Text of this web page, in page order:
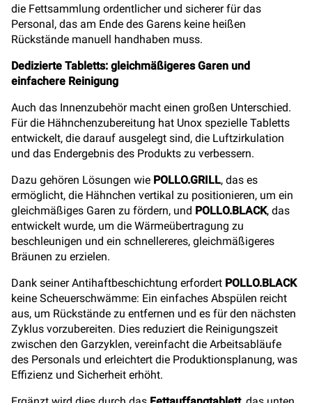
die Fettsammlung ordentlicher und sicherer für das
Personal, das am Ende des Garens keine heißen
Rückstände manuell handhaben muss.
Dedizierte Tabletts: gleichmäßigeres Garen und
einfachere Reinigung
Auch das Innenzubehör macht einen großen Unterschied.
Für die Hähnchenzubereitung hat Unox spezielle Tabletts
entwickelt, die darauf ausgelegt sind, die Luftzirkulation
und das Endergebnis des Produkts zu verbessern.
Dazu gehören Lösungen wie POLLO.GRILL, das es
ermöglicht, die Hähnchen vertikal zu positionieren, um ein
gleichmäßiges Garen zu fördern, und POLLO.BLACK, das
entwickelt wurde, um die Wärmeübertragung zu
beschleunigen und ein schnellereres, gleichmäßigeres
Bräunen zu erzielen.
Dank seiner Antihaftbeschichtung erfordert POLLO.BLACK
keine Scheuerschwämme: Ein einfaches Abspülen reicht
aus, um Rückstände zu entfernen und es für den nächsten
Zyklus vorzubereiten. Dies reduziert die Reinigungszeit
zwischen den Garzyklen, vereinfacht die Arbeitsabläufe
des Personals und erleichtert die Produktionsplanung, was
Effizienz und Sicherheit erhöht.